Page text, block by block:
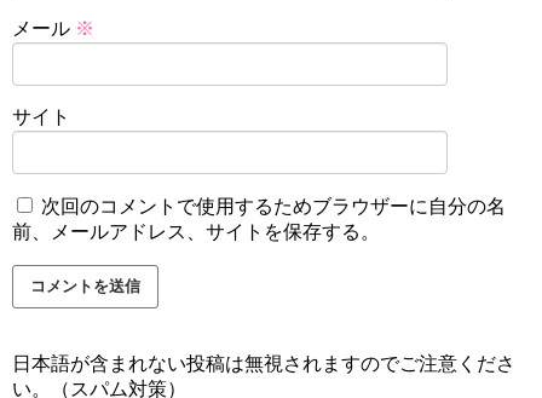
メール ※
サイト
次回のコメントで使用するためブラウザーに自分の名
前、メールアドレス、サイトを保存する。
日本語が含まれない投稿は無視されますのでご注意くださ
い。（スパム対策）